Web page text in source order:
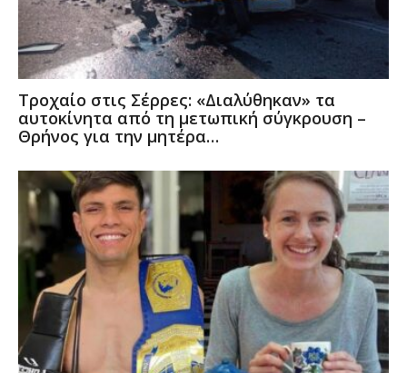
Τροχαίο στις Σέρρες: «Διαλύθηκαν» τα
αυτοκίνητα από τη μετωπική σύγκρουση –
Θρήνος για την μητέρα…